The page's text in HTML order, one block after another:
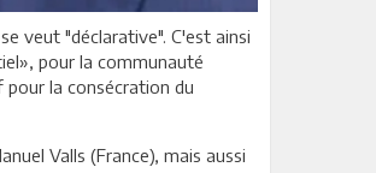
veut "déclarative". C'est ainsi
pour la communauté
pour la consécration du
Valls (France), mais aussi